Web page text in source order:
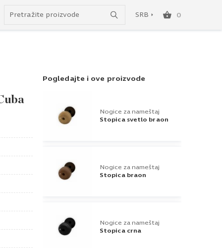
SRB 0
Pogledajte i ove proizvode
Nogice za nameštaj
Stopica svetlo braon
Nogice za nameštaj
Stopica braon
Nogice za nameštaj
Stopica crna